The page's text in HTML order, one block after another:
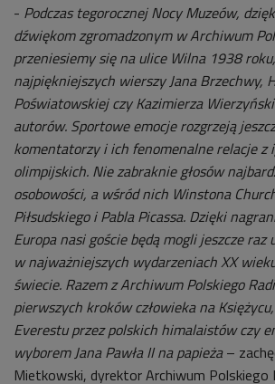
- Podczas tegorocznej Nocy Muzeów,
dźwiękom zgromadzonym w Archiwum
przeniesiemy się na ulice Wilna 1938
najpiękniejszych wierszy Jana Brzechwy,
Poświatowskiej czy Kazimierza
autorów. Sportowe emocje rozgrzeją
komentatorzy i ich fenomenalne relacje z
olimpijskich. Nie zabraknie głosów
osobowości, a wśród nich Winstona
Piłsudskiego i Pabla Picassa. Dzięki
Europa nasi goście będą mogli jeszcze raz
w najważniejszych wydarzeniach XX
świecie. Razem z Archiwum Polskiego
pierwszych kroków człowieka na
Everestu przez polskich himalaistów czy
wyborem Jana Pawła II na papieża–
Mietkowski, dyrektor Archiwum Polskiego